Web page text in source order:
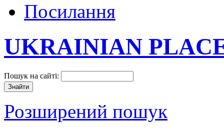
Посилання
UKRAINIAN
Пошук на сайті:
Розширений пошук